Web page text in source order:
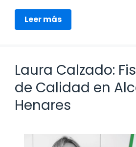
Leer más
Laura Calzado:
de Calidad en
Henares